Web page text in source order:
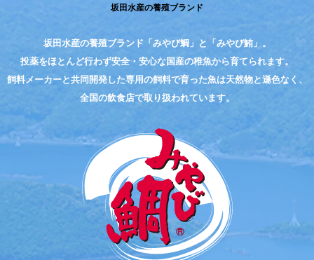
坂田水産の養殖ブランド
坂田水産の養殖ブランド「みやび鯛」と「みやび鮪」。
投薬をほとんど行わず安全・安心な国産の稚魚から育てられます。
飼料メーカーと共同開発した専用の飼料で育った魚は天然物と遜色なく、
全国の飲食店で取り扱われています。